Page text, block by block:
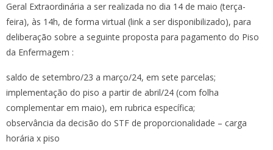
Geral Extraordinária a ser realizada no dia 14 de maio (terça-
feira), às 14h, de forma virtual (link a ser disponibilizado), para
deliberação sobre a seguinte proposta para pagamento do Piso
da Enfermagem :
saldo de setembro/23 a março/24, em sete parcelas;
implementação do piso a partir de abril/24 (com folha
complementar em maio), em rubrica específica;
observância da decisão do STF de proporcionalidade – carga
horária x piso